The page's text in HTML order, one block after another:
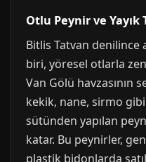
Otlu Peynir ve Yayık
Bitlis Tatvan denilince
biri, yöresel otlarla
Van Gölü havzasının
kekik, nane, sirmo
sütünden yapılan
katar. Bu peynirler,
plastik bidonlarda